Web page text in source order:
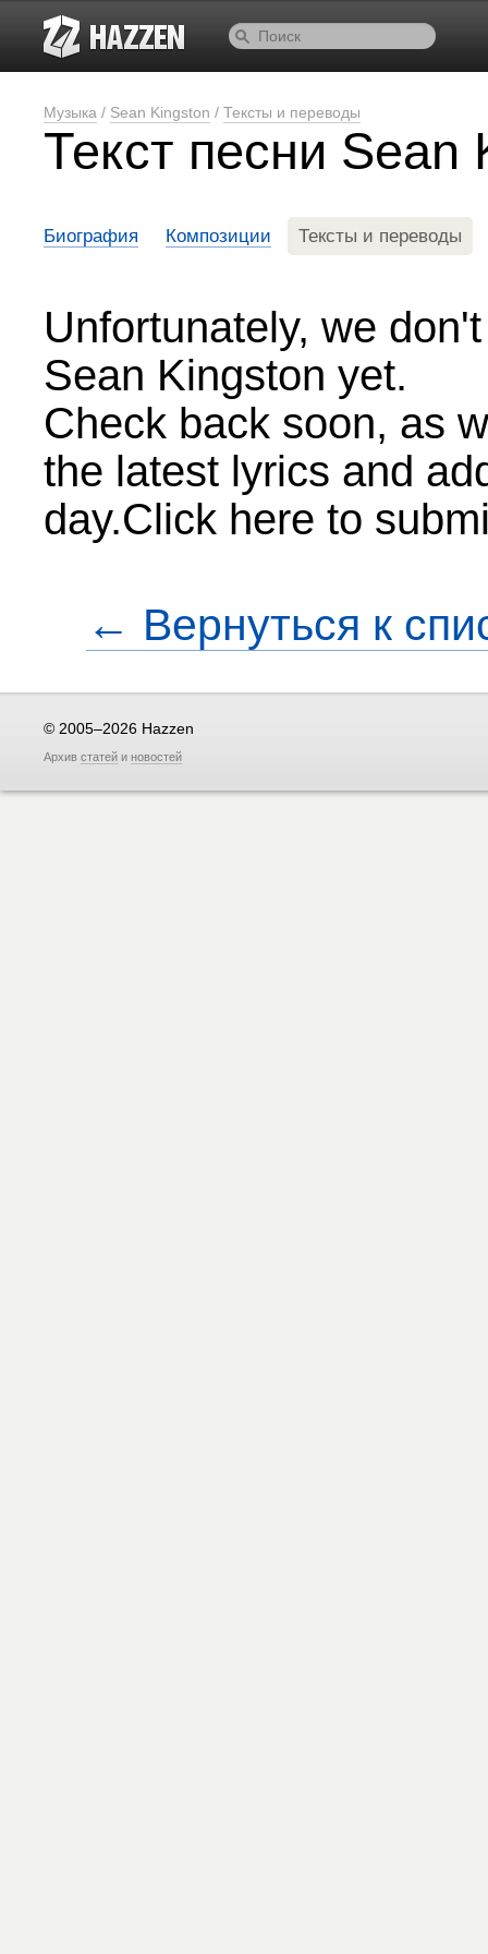
Музыка / Sean Kingston / Тексты и переводы
Текст песни
Биография Композиции Тексты и переводы
Unfortunately, we
Sean Kingston yet.
Check back soon, as
the latest lyrics and
day.Click here to
← Вернуться к
© 2005–2026 Hazzen
Архив статей и новостей